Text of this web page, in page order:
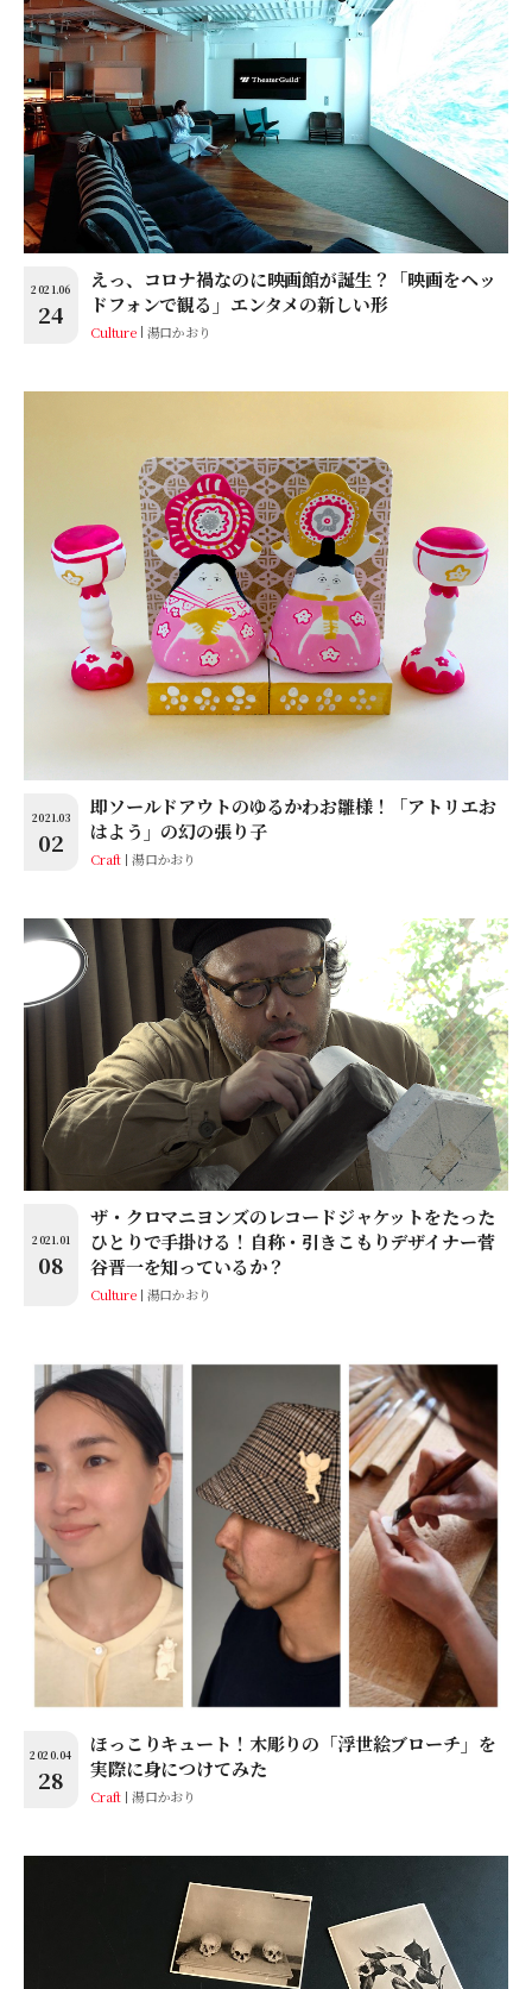
2021.06
24
えっ、コロナ禍なのに映画館が誕生？「映画をヘッ
ドフォンで観る」エンタメの新しい形
Culture 湯口かおり
2021.03
02
即ソールドアウトのゆるかわお雛様！「アトリエお
はよう」の幻の張り子
Craft 湯口かおり
2021.01
08
ザ・クロマニヨンズのレコードジャケットをたった
ひとりで手掛ける！自称・引きこもりデザイナー菅
谷晋一を知っているか？
Culture 湯口かおり
2020.04
28
ほっこりキュート！木彫りの「浮世絵ブローチ」を
実際に身につけてみた
Craft 湯口かおり